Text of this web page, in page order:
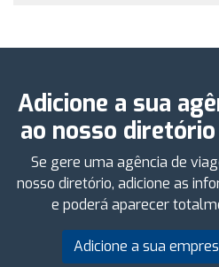
Adicione a sua
ao nosso
Se gere uma agência de
nosso diretório, adicione as
e poderá aparecer
Adicione a sua